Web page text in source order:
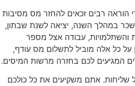
הוראה רבים זכאים להחזר מס מסיבות
בשכר במהלך השנה, יציאה לשנת שבתון,
והשתלמויות, עבודה אצל מספר
על כל אלה מוביל לתשלום מס עודף,
המגיעים לכם בחזרה מרשות המיסים.
שליחות. אתם משקיעים את כל כולכם